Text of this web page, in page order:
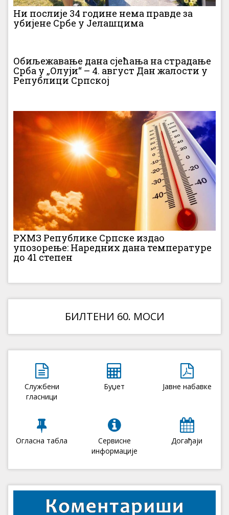
Ни послије 34 године нема правде за
убијене Србе у Јелашцима
Обиљежавање дана сјећања на страдање
Срба у „Олуји“ – 4. август Дан жалости у
Републици Српској
РХМЗ Републике Српске издао
упозорење: Наредних дана температуре
до 41 степен
БИЛТЕНИ 60. МОСИ
Службени
гласници
Буџет Јавне набавке
Огласна табла
Сервисне
информације
Догађаји